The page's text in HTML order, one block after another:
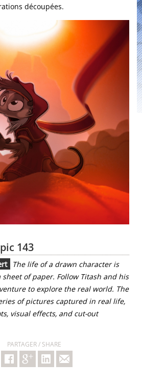
découpées.
143
The life of a drawn character is
sheet of paper. Follow Titash and his
to explore the real world. The
of pictures captured in real life,
visual effects, and cut-out
PARTAGER / SHARE